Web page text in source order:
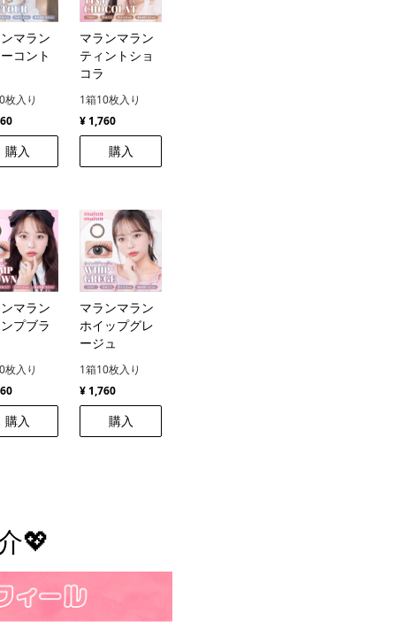
マラン
コント
枚入り
購入
マランマラン
ティントショ
コラ
1箱10枚入り
¥ 1,760
購入
マラン
プブラ
枚入り
購入
マランマラン
ホイップグレ
ージュ
1箱10枚入り
¥ 1,760
購入
💖